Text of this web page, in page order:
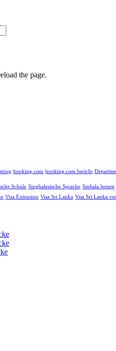
the page.
booking.com booking.com bericht
Schule Singhalesische Sprache Sinhala lernen
Visa Extension Visa Sri Lanka Visa Sri Lanka